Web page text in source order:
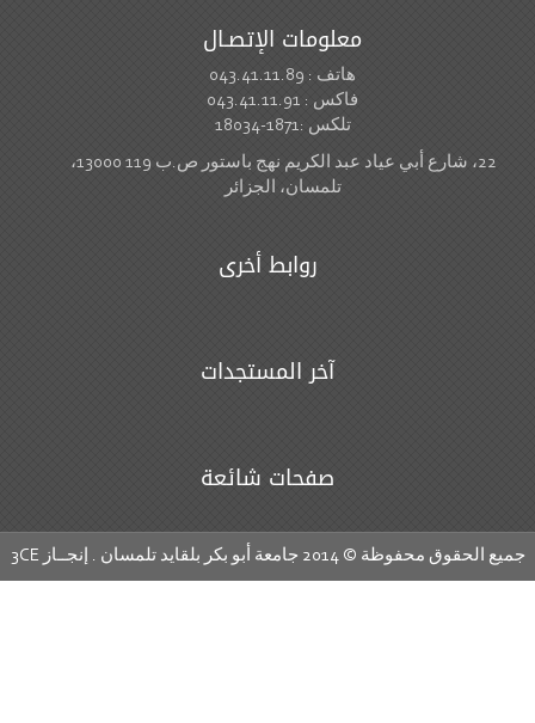
معلومات الإتصـال
هاتف : 043.41.11.89
فاكس : 043.41.11.91
تلكس :1871-18034
22، شارع أبي عياد عبد الكريم نهج باستور ص.ب 119 13000،
تلمسان، الجزائر
روابط أخرى
آخر المستجدات
صفحات شائعة
الحقوق محفوظة © 2014 جامعة أبو بكر بلقايد تلمسان . إنجــاز 3CE